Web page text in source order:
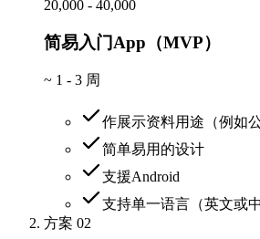
20,000 - 40,000
简易入门App（MVP）
~ 1 - 3 周
作展示资料用途（例如
简单易用的设计
支援Android
支持单一语言（英文或中
方案 02